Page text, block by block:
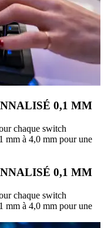
0,1 MM
chaque switch
mm à 4,0 mm pour une
0,1 MM
chaque switch
mm à 4,0 mm pour une